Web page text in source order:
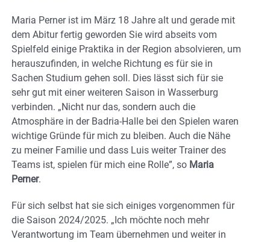
Maria Perner ist im März 18 Jahre alt und gerade mit
dem Abitur fertig geworden Sie wird abseits vom
Spielfeld einige Praktika in der Region absolvieren, um
herauszufinden, in welche Richtung es für sie in
Sachen Studium gehen soll. Dies lässt sich für sie
sehr gut mit einer weiteren Saison in Wasserburg
verbinden. „Nicht nur das, sondern auch die
Atmosphäre in der Badria-Halle bei den Spielen waren
wichtige Gründe für mich zu bleiben. Auch die Nähe
zu meiner Familie und dass Luis weiter Trainer des
Teams ist, spielen für mich eine Rolle”, so Maria
Perner.
Für sich selbst hat sie sich einiges vorgenommen für
die Saison 2024/2025. „Ich möchte noch mehr
Verantwortung im Team übernehmen und weiter in